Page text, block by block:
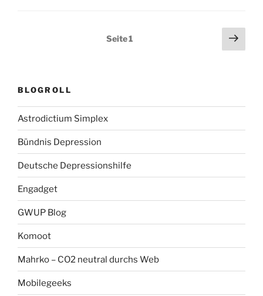
Seitennummerierung
Seite1
BLOGROLL
Astrodictium Simplex
Bündnis Depression
Deutsche Depressionshilfe
Engadget
GWUP Blog
Komoot
Mahrko – CO2 neutral durchs Web
Mobilegeeks